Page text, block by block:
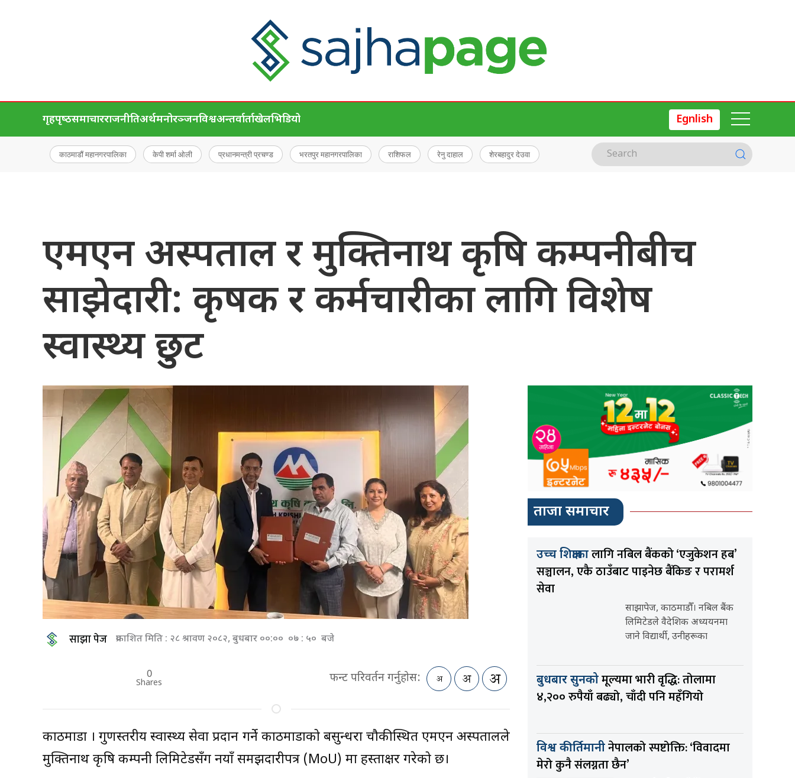
गृहपृष्‍ठसमाचारराजनीतिअर्थमनोरञ्जनविश्वअन्तर्वार्ताखेलभिडियो Egnlish
काठमाडौं महानगरपालिका केपी शर्मा ओली प्रधानमन्त्री प्रचण्ड भरतपुर महानगरपालिका राशिफल रेनु दाहाल शेरबहादुर देउवा
एमएन अस्पताल र मुक्तिनाथ कृषि कम्पनीबीच
साझेदारी: कृषक र कर्मचारीका लागि विशेष
स्वास्थ्य छुट
साझा पेज प्रकाशित मिति : २८ श्रावण २०८२, बुधबार ००:०० ०७ : ५० बजे
0
Shares फन्ट परिवर्तन गर्नुहोस:
काठमाडौं । गुणस्तरीय स्वास्थ्य सेवा प्रदान गर्ने काठमाडौंको बसुन्धरा चौकीस्थित एमएन अस्पतालले
मुक्तिनाथ कृषि कम्पनी लिमिटेडसँग नयाँ समझदारीपत्र (MoU) मा हस्ताक्षर गरेको छ।
ताजा समाचार
उच्च शिक्षाकालागि नबिल बैंकको ‘एजुकेशन हब’
सञ्चालन, एकै ठाउँबाट पाइनेछ बैंकिङ र परामर्श
सेवा
साझापेज, काठमाडौँ। नबिल बैंक
लिमिटेडले वैदेशिक अध्ययनमा
जाने विद्यार्थी, उनीहरूका
बुधबार सुनकोमूल्यमा भारी वृद्धि: तोलामा
४,२०० रुपैयाँ बढ्यो, चाँदी पनि महँगियो
विश्व कीर्तिमानीनेपालको स्पष्टोक्ति: ‘विवादमा
मेरो कुनै संलग्नता छैन’